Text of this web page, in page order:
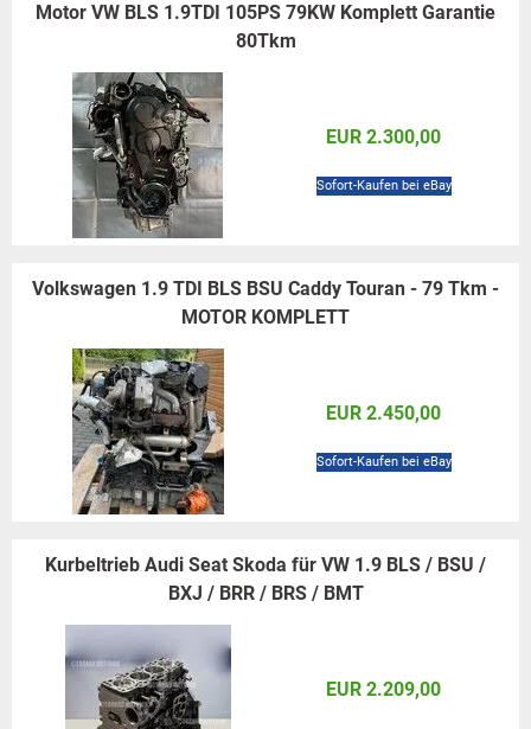
Motor VW BLS 1.9TDI 105PS 79KW Komplett Garantie
80Tkm
EUR 2.300,00
Sofort-Kaufen bei eBay
Volkswagen 1.9 TDI BLS BSU Caddy Touran - 79 Tkm -
MOTOR KOMPLETT
EUR 2.450,00
Sofort-Kaufen bei eBay
Kurbeltrieb Audi Seat Skoda für VW 1.9 BLS / BSU /
BXJ / BRR / BRS / BMT
EUR 2.209,00